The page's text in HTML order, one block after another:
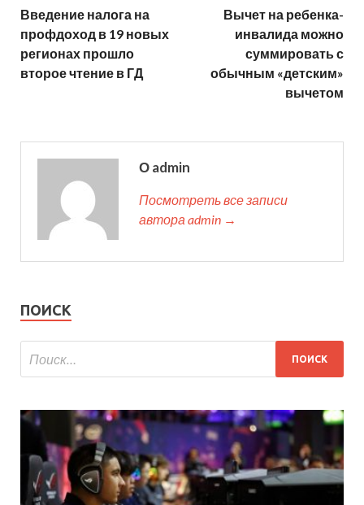
Введение налога на
профдоход в 19 новых
регионах прошло
второе чтение в ГД
Вычет на ребенка-
инвалида можно
суммировать с
обычным «детским»
вычетом
О admin
Посмотреть все записи
автора admin →
ПОИСК